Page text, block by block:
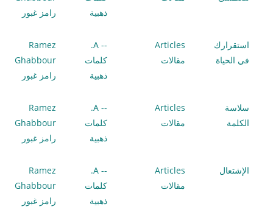
ذهبية
رامز غبور
استقرارك
في الحياة
Articles
مقالات
-- A.
كلمات
ذهبية
Ramez
Ghabbour
رامز غبور
سلاسة
الكلمة
Articles
مقالات
-- A.
كلمات
ذهبية
Ramez
Ghabbour
رامز غبور
الإشتعال
Articles
مقالات
-- A.
كلمات
ذهبية
Ramez
Ghabbour
رامز غبور